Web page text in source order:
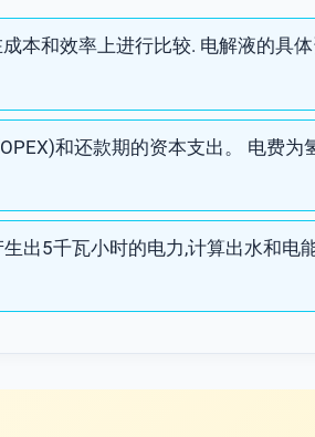
本和效率上进行比较. 电解液的具
和还款期的资本支出。 电费为
出5千瓦小时的电力,计算出水和电